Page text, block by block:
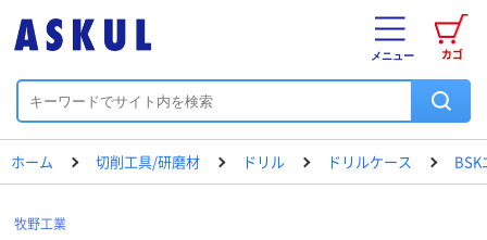
カゴ
メニュー
ホーム 切削工具/研磨材 ドリル ドリルケース BSK
牧野工業